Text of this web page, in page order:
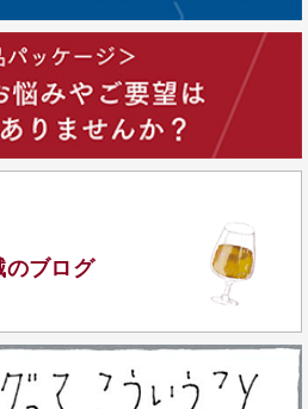
のブログ